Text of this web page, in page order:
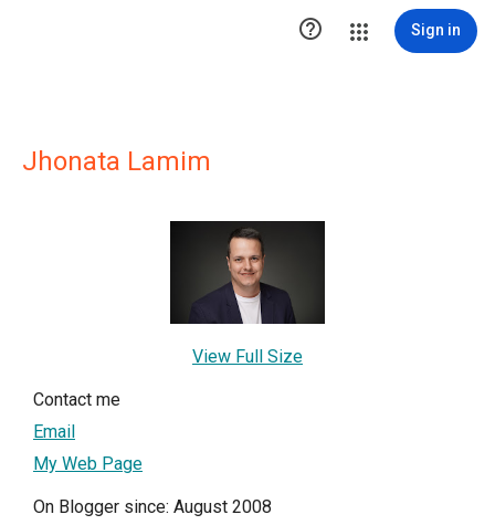
 Sign in
Jhonata Lamim
View Full Size
Contact me
Email
My Web Page
On Blogger since: August 2008